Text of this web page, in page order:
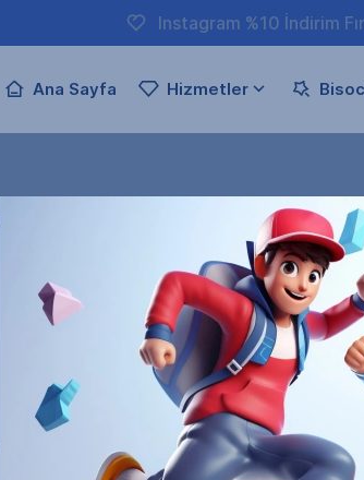
Instagram %10 İndirim
Ana Sayfa Hizmetler
Profil
Gönderi adresini doğru girdiğinizden emin